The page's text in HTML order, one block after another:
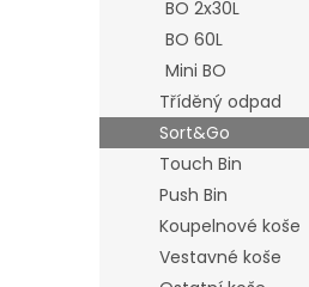
BO 2x30L
BO 60L
Mini BO
Tříděný odpad
Sort&Go
Touch Bin
Push Bin
Koupelnové koše
Vestavné koše